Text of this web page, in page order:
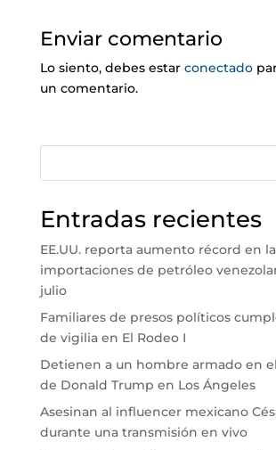
Enviar comentario
Lo siento, debes estar conectado
un comentario.
Entradas recientes
EE.UU. reporta aumento récord en
importaciones de petróleo
julio
Familiares de presos políticos
de vigilia en El Rodeo I
Detienen a un hombre armado en
de Donald Trump en Los Ángeles
Asesinan al influencer mexicano
durante una transmisión en vivo